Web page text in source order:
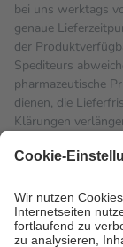
bei uns werktags
genaue
der
Spediteurs
pharmazeutische
dienen, die
Klärungen
4Für
gesetzliche
Kosten dafür, der
mit.